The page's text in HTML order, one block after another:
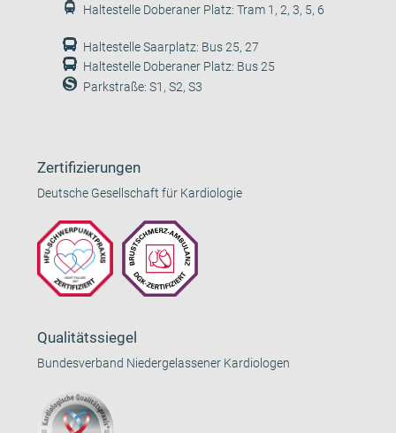
Haltestelle Doberaner Platz: Tram 1, 2, 3, 5, 6
Haltestelle Saarplatz: Bus 25, 27
Haltestelle Doberaner Platz: Bus 25
Parkstraße: S1, S2, S3
Zertifizierungen
Deutsche Gesellschaft für Kardiologie
Qualitätssiegel
Bundesverband Niedergelassener Kardiologen